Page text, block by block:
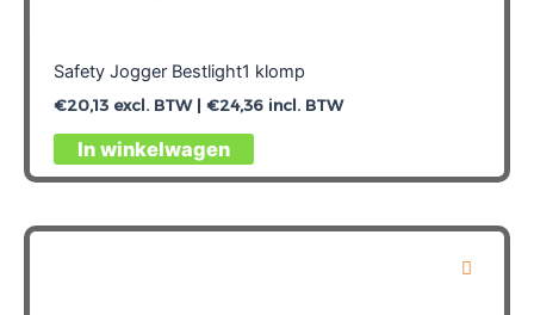
Safety Jogger Bestlight1 klomp
€20,13excl. BTW | €24,36incl. BTW
In winkelwagen
Dit
product
meerdere